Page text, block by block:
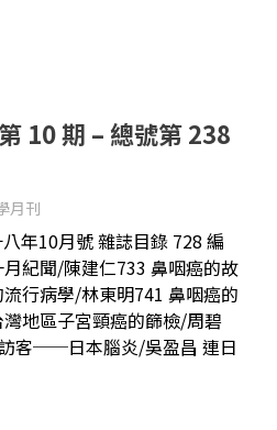
10 期 – 總號第 238
月刊
年10月號 雜誌目錄 728 編
紀聞/陳建仁733 鼻咽癌的故
行病學/林東明741 鼻咽癌的
地區子宮頸癌的篩檢/周碧
客──日本腦炎/吳盈昌 連日